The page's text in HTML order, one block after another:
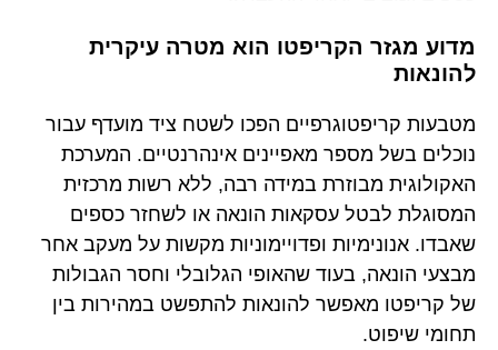
מדוע מגזר הקריפטו הוא מטרה עיקרית
להונאות
מטבעות קריפטוגרפיים הפכו לשטח ציד מועדף עבור
נוכלים בשל מספר מאפיינים אינהרנטיים. המערכת
האקולוגית מבוזרת במידה רבה, ללא רשות מרכזית
המסוגלת לבטל עסקאות הונאה או לשחזר כספים
שאבדו. אנונימיות ופדויימוניות מקשות על מעקב אחר
מבצעי הונאה, בעוד שהאופי הגלובלי וחסר הגבולות
של קריפטו מאפשר להונאות להתפשט במהירות בין
תחומי שיפוט.